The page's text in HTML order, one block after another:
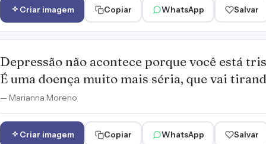
Criar imagem Copiar WhatsApp Salvar
Depressão não acontece porque você está
É uma doença muito mais séria, que vai
— Marianna Moreno
Criar imagem Copiar WhatsApp Salvar